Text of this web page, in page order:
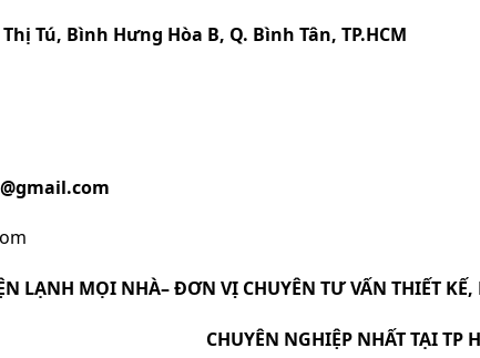
Tú, Bình Hưng Hòa B, Q. Bình Tân, TP.HCM
LẠNH MỌI NHÀ– ĐƠN VỊ CHUYÊN TƯ VẤN THIẾT
CHUYÊN NGHIỆP NHẤT TẠI TP